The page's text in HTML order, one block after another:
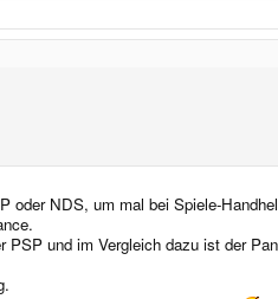
NDS, um mal bei Spiele-
und im Vergleich dazu ist der